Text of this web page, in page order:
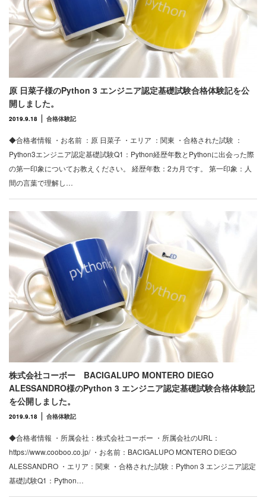
原 日菜子様のPython 3 エンジニア認定基礎試験合格体験記を公
開しました。
2019.9.18 合格体験記
◆合格者情報 ・お名前 ：原 日菜子 ・エリア ：関東 ・合格された試験 ：
Python3エンジニア認定基礎試験Q1：Python経歴年数とPythonに出会った際
の第一印象についてお教えください。 経歴年数：2カ月です。 第一印象：人
間の言葉で理解し…
株式会社コーボー BACIGALUPO MONTERO DIEGO
ALESSANDRO様のPython 3 エンジニア認定基礎試験合格体験記
を公開しました。
2019.9.18 合格体験記
◆合格者情報 ・所属会社：株式会社コーボー ・所属会社のURL：
https://www.cooboo.co.jp/ ・お名前：BACIGALUPO MONTERO DIEGO
ALESSANDRO ・エリア：関東 ・合格された試験：Python 3 エンジニア認定
基礎試験Q1：Python…